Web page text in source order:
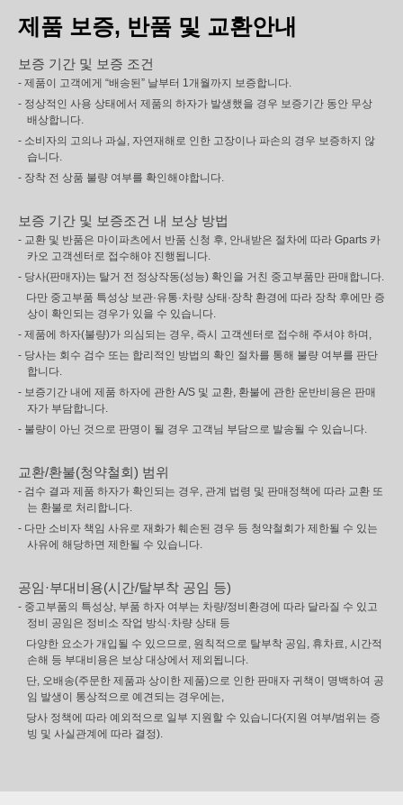
제품 보증, 반품 및 교환안내
보증 기간 및 보증 조건
- 제품이 고객에게 “배송된” 날부터 1개월까지 보증합니다.
- 정상적인 사용 상태에서 제품의 하자가 발생했을 경우 보증기간 동안 무상
배상합니다.
- 소비자의 고의나 과실, 자연재해로 인한 고장이나 파손의 경우 보증하지 않
습니다.
- 장착 전 상품 불량 여부를 확인해야합니다.
보증 기간 및 보증조건 내 보상 방법
- 교환 및 반품은 마이파츠에서 반품 신청 후, 안내받은 절차에 따라 Gparts 카
카오 고객센터로 접수해야 진행됩니다.
- 당사(판매자)는 탈거 전 정상작동(성능) 확인을 거친 중고부품만 판매합니다.
다만 중고부품 특성상 보관·유통·차량 상태·장착 환경에 따라 장착 후에만 증
상이 확인되는 경우가 있을 수 있습니다.
- 제품에 하자(불량)가 의심되는 경우, 즉시 고객센터로 접수해 주셔야 하며,
- 당사는 회수 검수 또는 합리적인 방법의 확인 절차를 통해 불량 여부를 판단
합니다.
- 보증기간 내에 제품 하자에 관한 A/S 및 교환, 환불에 관한 운반비용은 판매
자가 부담합니다.
- 불량이 아닌 것으로 판명이 될 경우 고객님 부담으로 발송될 수 있습니다.
교환/환불(청약철회) 범위
- 검수 결과 제품 하자가 확인되는 경우, 관계 법령 및 판매정책에 따라 교환 또
는 환불로 처리합니다.
- 다만 소비자 책임 사유로 재화가 훼손된 경우 등 청약철회가 제한될 수 있는
사유에 해당하면 제한될 수 있습니다.
공임·부대비용(시간/탈부착 공임 등)
- 중고부품의 특성상, 부품 하자 여부는 차량/정비환경에 따라 달라질 수 있고
정비 공임은 정비소 작업 방식·차량 상태 등
다양한 요소가 개입될 수 있으므로, 원칙적으로 탈부착 공임, 휴차료, 시간적
손해 등 부대비용은 보상 대상에서 제외됩니다.
단, 오배송(주문한 제품과 상이한 제품)으로 인한 판매자 귀책이 명백하여 공
임 발생이 통상적으로 예견되는 경우에는,
당사 정책에 따라 예외적으로 일부 지원할 수 있습니다(지원 여부/범위는 증
빙 및 사실관계에 따라 결정).